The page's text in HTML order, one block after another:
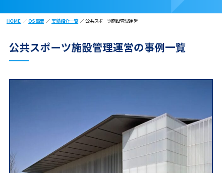
HOME OS事業 実績紹介一覧 公共スポーツ施設管理運営
公共スポーツ施設管理運営の事例一覧